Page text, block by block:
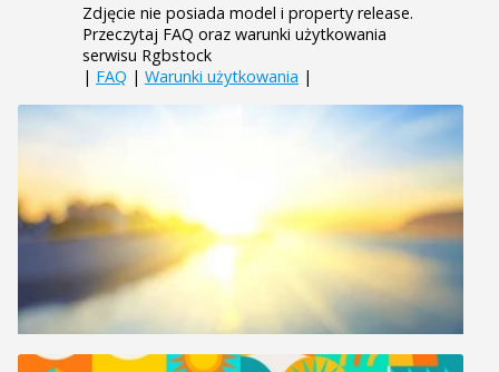
Zdjęcie nie posiada model i property release.
Przeczytaj FAQ oraz warunki użytkowania
serwisu Rgbstock
| FAQ | Warunki użytkowania |